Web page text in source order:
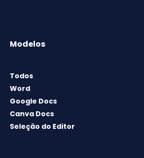
Modelos
Todos
Word
Google Docs
Canva Docs
Seleção do Editor